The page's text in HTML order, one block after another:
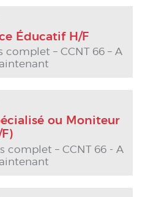
Éducatif H/F
complet – CCNT 66 – A
ou Moniteur
complet – CCNT 66 - A